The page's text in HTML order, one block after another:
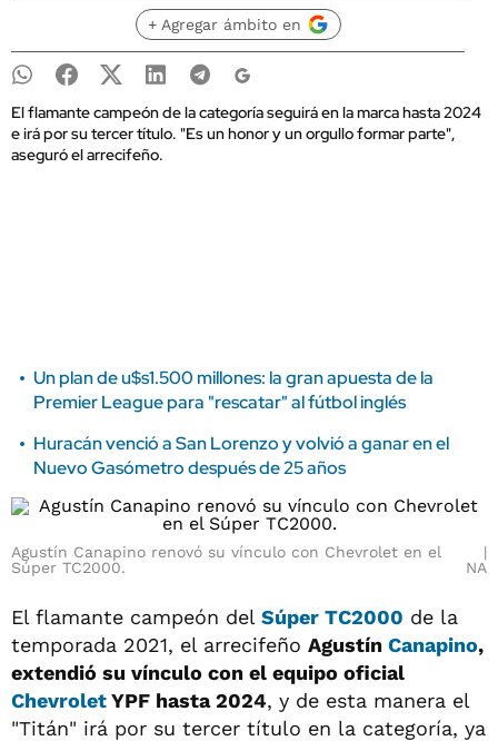
+ Agregar ámbito en
El flamante campeón de la categoría seguirá en la marca hasta 2024
e irá por su tercer título. "Es un honor y un orgullo formar parte",
aseguró el arrecifeño.
Un plan de u$s1.500 millones: la gran apuesta de la
Premier League para "rescatar" al fútbol inglés
Huracán venció a San Lorenzo y volvió a ganar en el
Nuevo Gasómetro después de 25 años
Agustín Canapino renovó su vínculo con Chevrolet en el
Súper TC2000.
NA
El flamante campeón del Súper TC2000 de la
temporada 2021, el arrecifeño Agustín Canapino,
extendió su vínculo con el equipo oficial
ChevroletYPF hasta 2024, y de esta manera el
"Titán" irá por su tercer título en la categoría, ya